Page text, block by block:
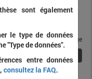
taxons / page
sont également
le type de données
"Type de données".
entre données
consultez la FAQ.